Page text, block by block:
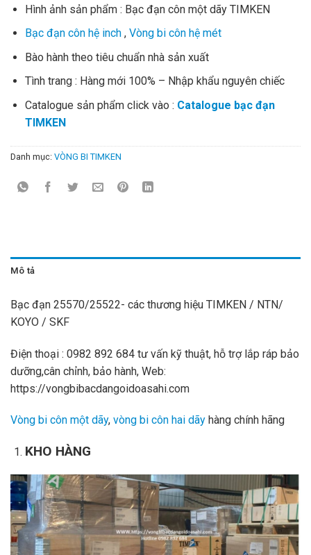
Hình ảnh sản phẩm : Bạc đạn côn một dãy TIMKEN
Bạc đạn côn hệ inch, Vòng bi côn hệ mét
Bào hành theo tiêu chuẩn nhà sản xuất
Tình trang : Hàng mới 100% – Nhập khẩu nguyên chiếc
Catalogue sản phẩm click vào : Catalogue bạc đạn
TIMKEN
Danh mục: VÒNG BI TIMKEN
Mô tả
Bạc đạn 25570/25522- các thương hiệu TIMKEN / NTN/
KOYO / SKF
Điện thoại : 0982 892 684 tư vấn kỹ thuật, hỗ trợ lắp ráp bảo
dưỡng,cân chỉnh, bảo hành, Web:
https://vongbibacdangoidoasahi.com
Vòng bi côn một dãy, vòng bi côn hai dãy hàng chính hãng
KHO HÀNG